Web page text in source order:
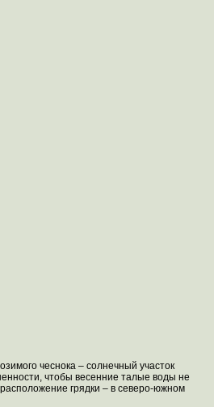
чеснока – солнечный участок
чтобы весенние талые воды не
грядки – в северо-южном